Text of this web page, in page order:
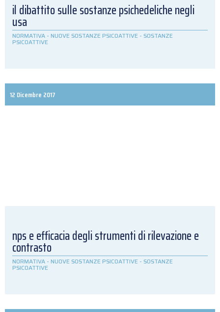
il dibattito sulle sostanze psichedeliche negli
usa
NORMATIVA - NUOVE SOSTANZE PSICOATTIVE - SOSTANZE
PSICOATTIVE
12 Dicembre 2017
nps e efficacia degli strumenti di rilevazione e
contrasto
NORMATIVA - NUOVE SOSTANZE PSICOATTIVE - SOSTANZE
PSICOATTIVE